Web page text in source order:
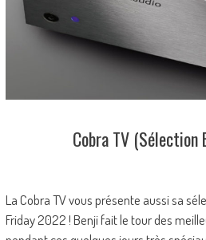
Cobra TV (Sélection
La Cobra TV vous présente aussi sa
Friday 2022 ! Benji fait le tour des